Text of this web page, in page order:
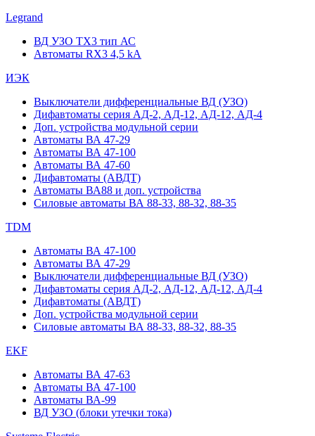
Legrand
ВД УЗО TX3 тип АС
Автоматы RX3 4,5 kA
ИЭК
Выключатели дифференциальные ВД (УЗО)
Дифавтоматы серия АД-2, АД-12, АД-12, АД-4
Доп. устройства модульной серии
Автоматы ВА 47-29
Автоматы ВА 47-100
Автоматы ВА 47-60
Дифавтоматы (АВДТ)
Автоматы ВА88 и доп. устройства
Силовые автоматы ВА 88-33, 88-32, 88-35
TDM
Автоматы ВА 47-100
Автоматы ВА 47-29
Выключатели дифференциальные ВД (УЗО)
Дифавтоматы серия АД-2, АД-12, АД-12, АД-4
Дифавтоматы (АВДТ)
Доп. устройства модульной серии
Силовые автоматы ВА 88-33, 88-32, 88-35
EKF
Автоматы ВА 47-63
Автоматы ВА 47-100
Автоматы ВА-99
ВД УЗО (блоки утечки тока)